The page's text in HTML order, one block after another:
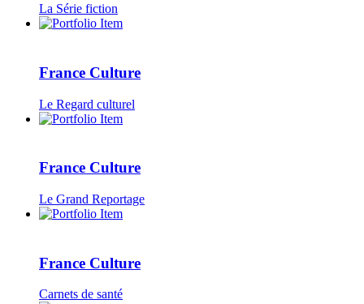
La Série fiction
France Culture
Le Regard culturel
France Culture
Le Grand Reportage
France Culture
Carnets de santé